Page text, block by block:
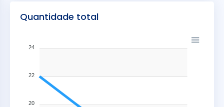
Quantidade total
24
22
20